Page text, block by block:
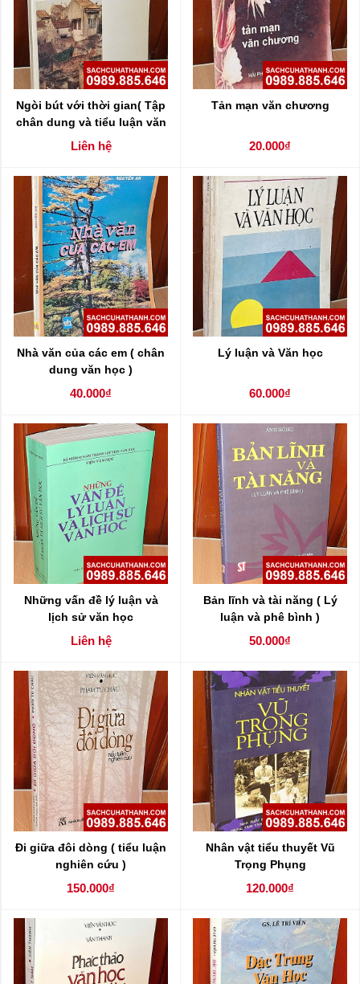
Ngòi bút với thời gian( Tập
chân dung và tiểu luận văn
học )
Liên hệ
Tản mạn văn chương
20.000₫
Nhà văn của các em ( chân
dung văn học )
40.000₫
Lý luận và Văn học
60.000₫
Những vấn đề lý luận và
lịch sử văn học
Liên hệ
Bản lĩnh và tài năng ( Lý
luận và phê bình )
50.000₫
Đi giữa đôi dòng ( tiểu luận
nghiên cứu )
150.000₫
Nhân vật tiểu thuyết Vũ
Trọng Phụng
120.000₫